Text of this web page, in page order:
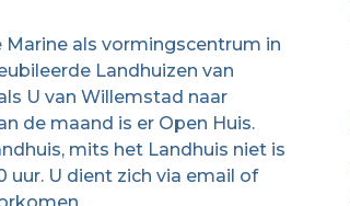
Marine als vormingscentrum in
Landhuizen van
U van Willemstad naar
de maand is er Open Huis.
mits het Landhuis niet is
U dient zich via email of